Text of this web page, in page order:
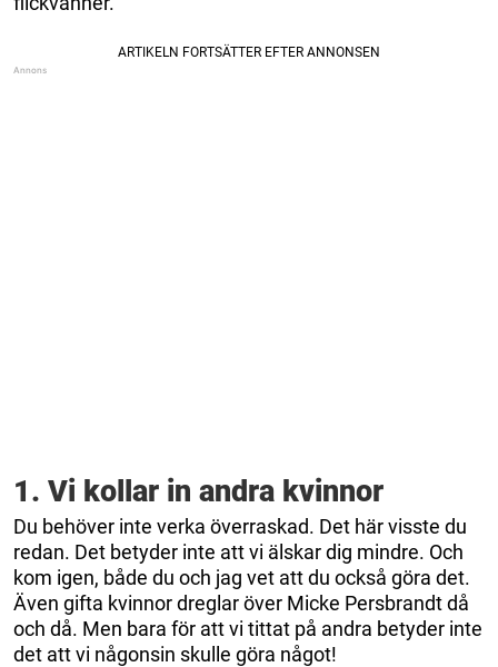
1. Vi kollar in andra kvinnor
Du behöver inte verka överraskad. Det här visste du
redan. Det betyder inte att vi älskar dig mindre. Och
kom igen, både du och jag vet att du också göra det.
Även gifta kvinnor dreglar över Micke Persbrandt då
och då. Men bara för att vi tittat på andra betyder inte
det att vi någonsin skulle göra något!